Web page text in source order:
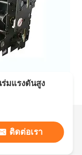
มแรงดันสูง
ติดต่อเรา